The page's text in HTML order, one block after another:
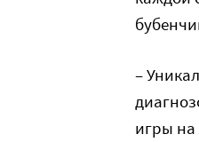
–
игры на